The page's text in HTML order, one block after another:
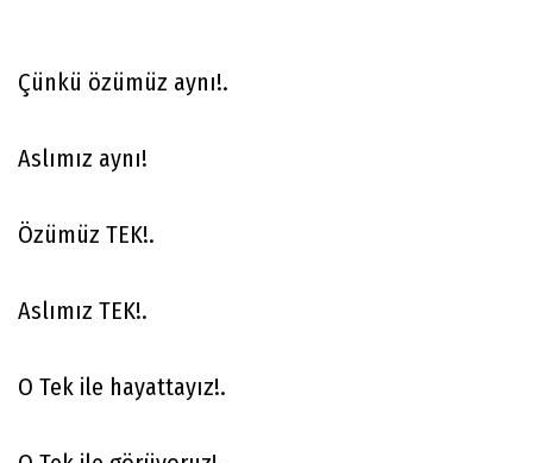
Çünkü özümüz aynı!.
Aslımız aynı!
Özümüz TEK!.
Aslımız TEK!.
O Tek ile hayattayız!.